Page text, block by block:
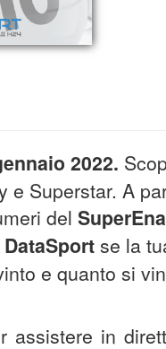
2022.
Superstar. A
del
DataSport se la
e quanto si
in